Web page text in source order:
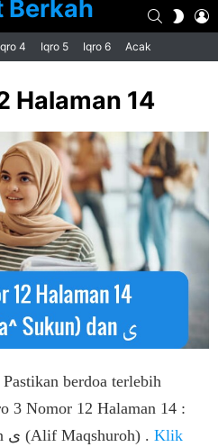
SEARCH
SKIN
4 Iqro 5 Iqro 6 Acak
Halaman 14
Pastikan berdoa terlebih
3 Nomor 12 Halaman 14 :
Latihan يْ (Ya^ Sukun) dan ى (Alif Maqshuroh) . Klik